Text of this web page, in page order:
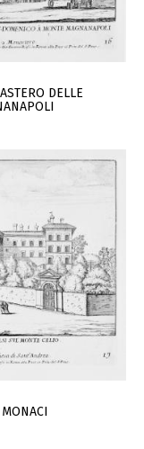
DELLE